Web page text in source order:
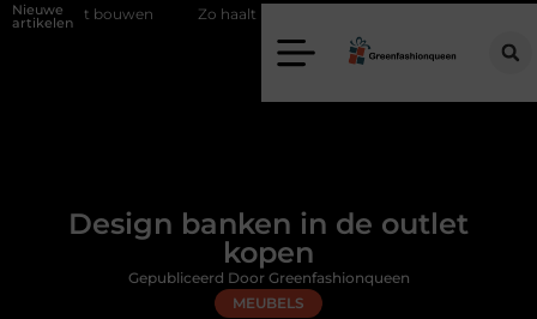
Nieuwe
artikelen
bouwen Zo haalt u echt vuur in huis zonder schoorsteen
Design banken in de outlet
kopen
MEUBELS
Gepubliceerd Door Greenfashionqueen